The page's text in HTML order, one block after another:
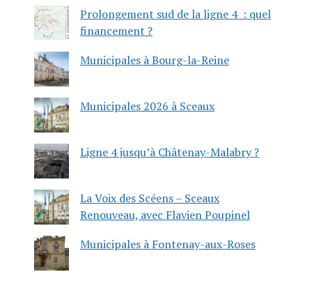
Prolongement sud de la ligne 4 : quel
financement ?
Municipales à Bourg-la-Reine
Municipales 2026 à Sceaux
Ligne 4 jusqu’à Châtenay-Malabry ?
La Voix des Scéens – Sceaux
Renouveau, avec Flavien Poupinel
Municipales à Fontenay-aux-Roses